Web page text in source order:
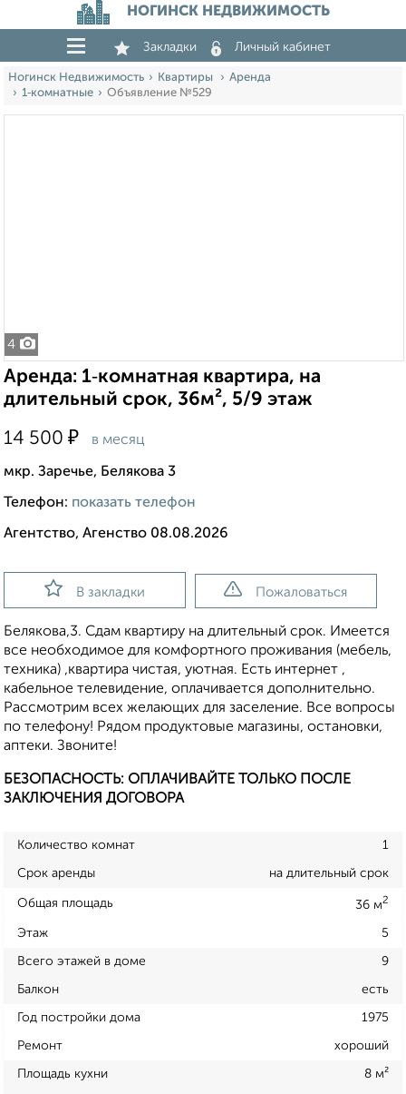
НОГИНСК НЕДВИЖИМОСТЬ
Закладки Личный кабинет
Ногинск Недвижимость Квартиры
Аренда
1‑комнатные
Объявление №529
4
Аренда: 1‑комнатная квартира, на
длительный срок, 36м², 5/9 этаж
14 500 ₽ в месяц
мкр. Заречье, Белякова 3
Телефон: показать телефон
Агентство, Агенство 08.08.2026
В закладки Пожаловаться
Белякова,3. Сдам квартиру на длительный срок. Имеется
все необходимое для комфортного проживания (мебель,
техника) ,квартира чистая, уютная. Есть интернет ,
кабельное телевидение, оплачивается дополнительно.
Рассмотрим всех желающих для заселение. Все вопросы
по телефону! Рядом продуктовые магазины, остановки,
аптеки. Звоните!
БЕЗОПАСНОСТЬ: ОПЛАЧИВАЙТЕ ТОЛЬКО ПОСЛЕ
ЗАКЛЮЧЕНИЯ ДОГОВОРА
Количество комнат 1
Срок аренды на длительный срок
Общая площадь 36 м2
Этаж 5
Всего этажей в доме 9
Балкон есть
Год постройки дома 1975
Ремонт хороший
Площадь кухни 8 м²